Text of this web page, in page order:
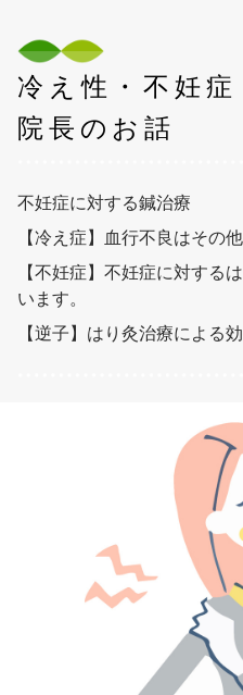
冷え性・不妊
院長のお話
不妊症に対する鍼治療
【冷え症】血行不良はその
【不妊症】不妊症に対する
います。
【逆子】はり灸治療による